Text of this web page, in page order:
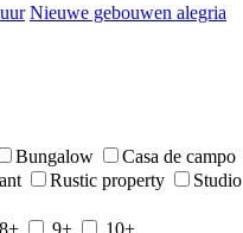
Nieuwe gebouwen alegria
Bungalow Casa de campo
Rustic property Studio